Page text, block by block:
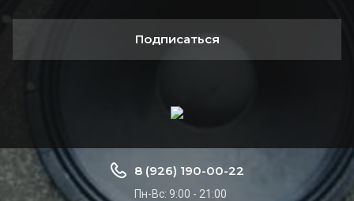
Подписаться
8 (926) 190-00-22
Пн-Вс: 9:00 - 21:00